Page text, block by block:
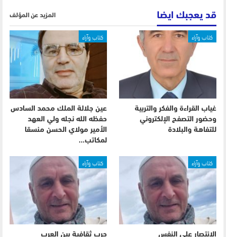
قد يعجبك ايضا المزيد عن المؤلف
كتاب وآراء
غياب القراءة والفكر والتربية
وحضور التصفح الإلكتروني
للتفاهة والبلادة
كتاب وآراء
عين جلالة الملك محمد السادس
حفظه الله نجله ولي العهد
الأمير مولاي الحسن منسقا
لمكاتب…
كتاب وآراء
الانتصار على النفس
كتاب وآراء
حرب ثقافية بين العرب